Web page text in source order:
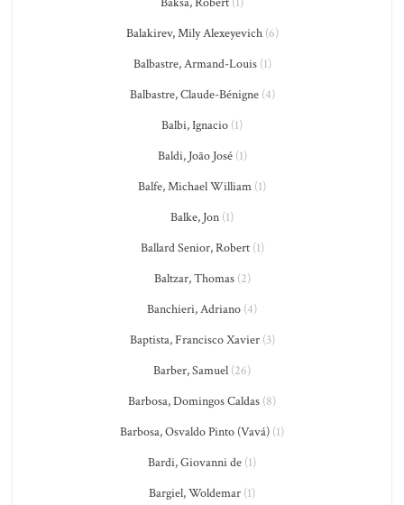
Balakirev, Mily Alexeyevich(6)
Balbastre, Armand-Louis(1)
Balbastre, Claude-Bénigne(4)
Balbi, Ignacio (1)
Baldi, João José(1)
Balfe, Michael William (1)
Balke, Jon (1)
Ballard Senior, Robert(1)
Baltzar, Thomas(2)
Banchieri, Adriano (4)
Baptista, Francisco Xavier(3)
Barber, Samuel (26)
Barbosa, Domingos Caldas (8)
Barbosa, Osvaldo Pinto (Vavá) (1)
Bardi, Giovanni de (1)
Bargiel, Woldemar (1)